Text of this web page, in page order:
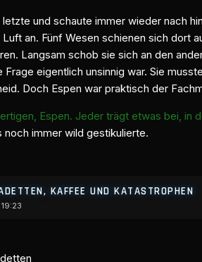
und schaute immer wieder nach
an. Fünf Wesen schienen sich dort
Langsam schob sie sich an den
eigentlich unsinnig war. Sie
Doch Espen war praktisch der
Espen. Jeder trägt etwas bei, in
immer wild gestikulierte.
KAFFEE UND KATASTROPHEN